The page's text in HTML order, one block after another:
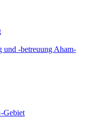
-betreuung Aham-
Gebiet